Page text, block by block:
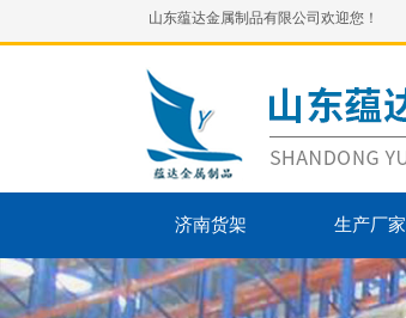
山东蕴达金属制品有限公司欢迎您！
济南货架 生产厂家